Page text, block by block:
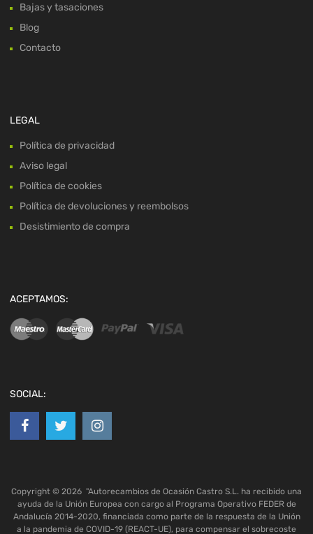
Bajas y tasaciones
Blog
Contacto
LEGAL
Política de privacidad
Aviso legal
Política de cookies
Política de devoluciones y reembolsos
Desistimiento de compra
ACEPTAMOS:
SOCIAL:
Copyright © 2026 "Autorecambios de Ocasión Castro S.L. ha recibido una
ayuda de la Unión Europea con cargo al Programa Operativo FEDER de
Andalucía 2014-2020, financiada como parte de la respuesta de la Unión
a la pandemia de COVID-19 (REACT-UE), para compensar el sobrecoste